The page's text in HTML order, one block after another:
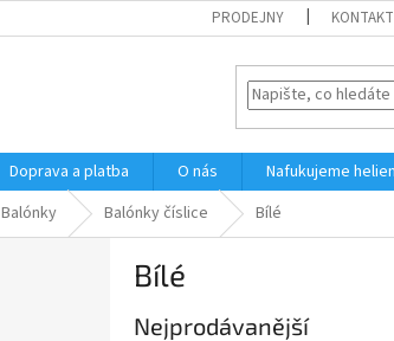
PRODEJNY
Doprava a platba O nás Nafukujeme
Balónky Balónky číslice Bílé
Bílé
Nejprodávanější